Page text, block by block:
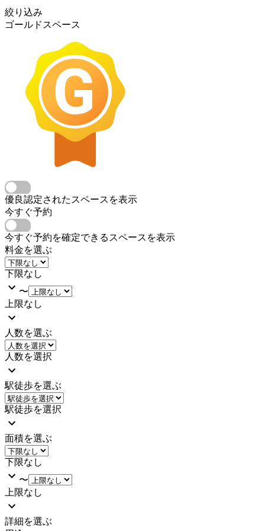
絞り込み
ゴールドスペース
優良認定されたスペースを表示
今すぐ予約
今すぐ予約を確定できるスペースを表示
料金を選ぶ
下限なし
〜
上限なし
人数を選ぶ
人数を選択
駅徒歩を選ぶ
駅徒歩を選択
面積を選ぶ
下限なし
〜
上限なし
詳細を選ぶ